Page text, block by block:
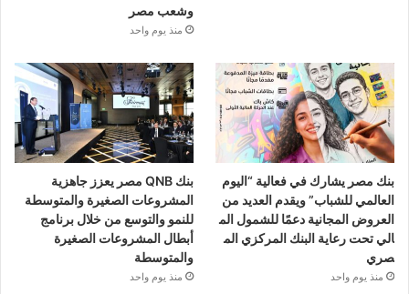
وشعب مصر
منذ يوم واحد
بنك مصر يشارك في فعالية “اليوم
العالمي للشباب” ويقدم العديد من
العروض المجانية دعمًا للشمول الم
الي تحت رعاية البنك المركزي الم
صري
منذ يوم واحد
بنك QNB مصر يعزز جاهزية
المشروعات الصغيرة والمتوسطة
للنمو والتوسع من خلال برنامج
أبطال المشروعات الصغيرة
والمتوسطة
منذ يوم واحد